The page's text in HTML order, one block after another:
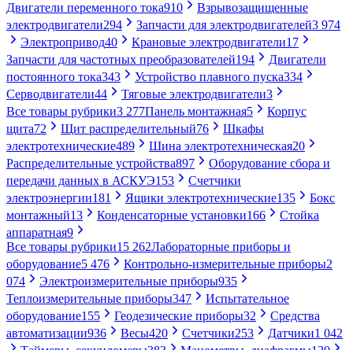
Двигатели переменного тока910
Взрывозащищенные
электродвигатели294 Запчасти для электродвигателей3 974
Электропривод40 Крановые электродвигатели17
Запчасти для частотных преобразователей194
Двигатели
постоянного тока343 Устройство плавного пуска334
Серводвигатели44 Тяговые электродвигатели3
Все товары рубрики3 277Панель монтажная5
Корпус
щита72 Щит распределительный76
Шкафы
электротехнические489 Шина электротехническая20
Распределительные устройства897
Оборудование сбора и
передачи данных в АСКУЭ153
Счетчики
электроэнергии181 Ящики электротехнические135
Бокс
монтажный13 Конденсаторные установки166
Стойка
аппаратная9
Все товары рубрики15 262Лабораторные приборы и
оборудование5 476 Контрольно-измерительные приборы2
074
Электроизмерительные приборы935
Теплоизмерительные приборы347
Испытательное
оборудование155 Геодезические приборы32
Средства
автоматизации936 Весы420 Счетчики253 Датчики1 042